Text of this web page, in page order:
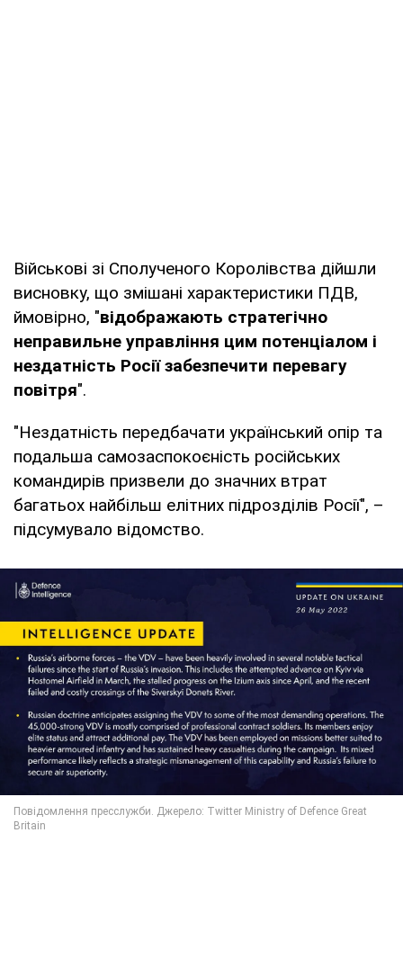
Військові зі Сполученого Королівства дійшли
висновку, що змішані характеристики ПДВ,
ймовірно, "відображають стратегічно
неправильне управління цим потенціалом і
нездатність Росії забезпечити перевагу
повітря".
"Нездатність передбачати український опір та
подальша самозаспокоєність російських
командирів призвели до значних втрат
багатьох найбільш елітних підрозділів Росії", –
підсумувало відомство.